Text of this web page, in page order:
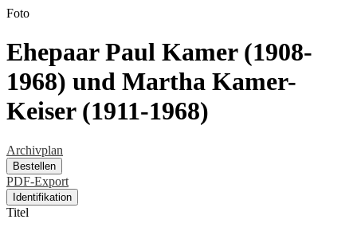
Foto
Ehepaar Paul Kamer (1908-
1968) und Martha Kamer-
Keiser (1911-1968)
Archivplan
Bestellen
PDF-Export
Identifikation
Titel